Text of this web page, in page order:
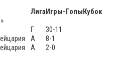
ЛигаИгры-ГолыКубок
Г
30-11
А
8-1
А
2-0